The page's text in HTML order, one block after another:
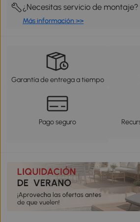
¿Necesitas servicio de montaje?
Más información >>
Garantía de entrega a tiempo
Pago seguro